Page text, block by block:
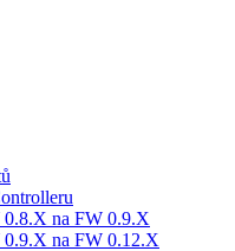
0.8.X na FW 0.9.X
na FW 0.12.X